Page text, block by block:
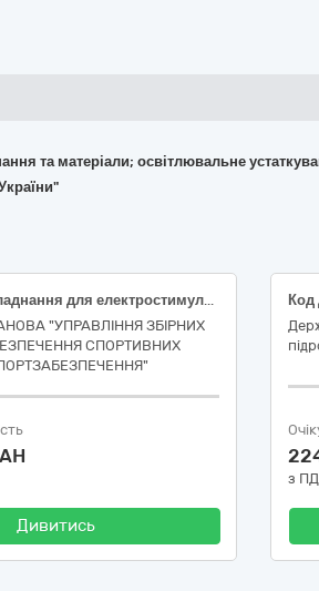
та матеріали; освітлювальне
Електронне обладнання для електростимуляції м’язів та відновлення фізичного стану спортсменів для забезпечення підготовки та участі національної збірної команди України з брейкінгу в міжнародних змаганнях наказ 1656, (ДК 021:2015:31710000-6 Електронне обладнання)
"УПРАВЛІННЯ ЗБІРНИХ
СПОРТИВНИХ
Дивитись
з